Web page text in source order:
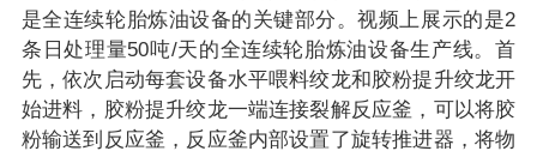
是全连续轮胎炼油设备的关键部分。视频上展示的是2
条日处理量50吨/天的全连续轮胎炼油设备生产线。首
先，依次启动每套设备水平喂料绞龙和胶粉提升绞龙开
始进料，胶粉提升绞龙一端连接裂解反应釜，可以将胶
粉输送到反应釜，反应釜内部设置了旋转推进器，将物